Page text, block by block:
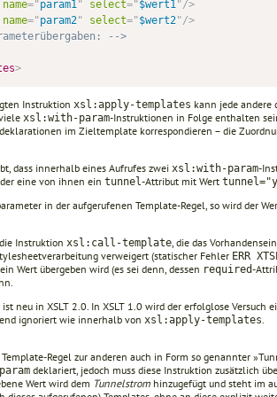
name="param1" select="$wert1"/>
name="param2" select="$wert2"/>
-->
>
Instruktion xsl:apply-templates kann jede andere
xsl:with-param-Instruktionen in Folge enthal­ten
im Zieltemplate korrespondieren – die
dass innerhalb eines Aufrufes zwei xsl:with-param-
eine von ihnen ein tunnel-Attribut mit Wert
in der aufgerufenen Template-Re­gel, so wird der
Instruktion xsl:call-template, die das
verweigert (statischer Fehler ERR
Wert überge­ben wird (es sei denn, dessen required-
neu in XSLT 2.0. In XSLT 1.0 wird der erfolglose Versuch
ignoriert wie innerhalb von xsl:apply-templates.
Regel zur anderen auch in Form so genannter
deklariert, jedoch muss diese Instruktion zusätzlich
Wert wird dem Tunnelstrom hinzugefügt und steht im